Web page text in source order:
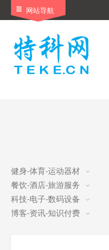
网站导航
健身-体育-运动器材
餐饮-酒店-旅游服务
科技-电子-数码设备
博客-资讯-知识付费